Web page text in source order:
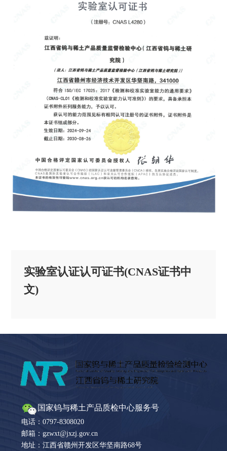
实验室认证认可证书(CNAS证书中
文)
国家钨与稀土产品质检中心服务号
电话：0797-8308020
邮箱：gzwxt@jxzj.gov.cn
地址：江西省赣州开发区华坚南路68号